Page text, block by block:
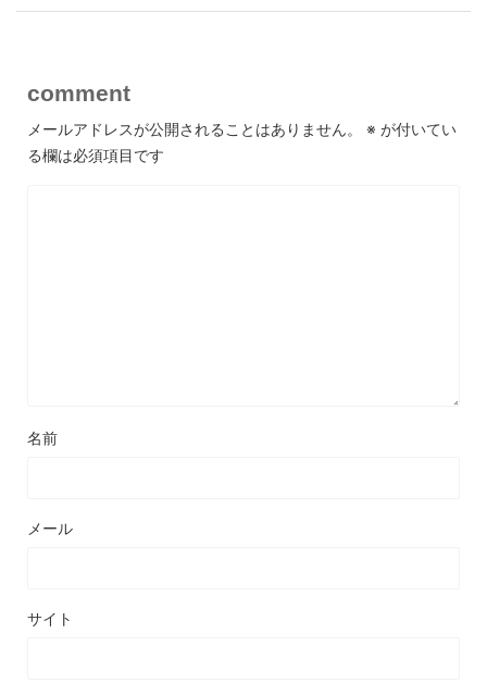
comment
メールアドレスが公開されることはありません。 ※ が付いてい
る欄は必須項目です
名前
メール
サイト